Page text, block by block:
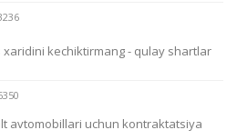
xaridini kechiktirmang - qulay shartlar
avtomobillari uchun kontraktatsiya